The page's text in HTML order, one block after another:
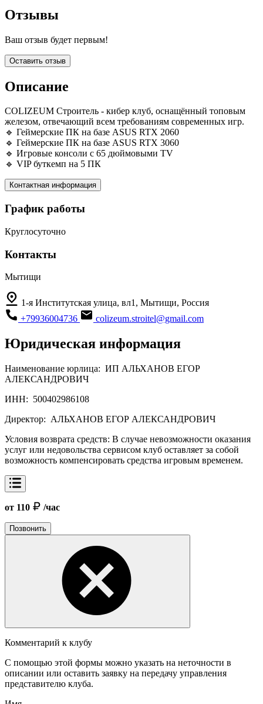
Отзывы
Ваш отзыв будет первым!
Оставить отзыв
Описание
COLIZEUM Строитель - кибер клуб, оснащённый топовым
железом, отвечающий всем требованиям современных игр.
🔹 Геймерские ПК на базе ASUS RTX 2060
🔹 Геймерские ПК на базе ASUS RTX 3060
🔹 Игровые консоли с 65 дюймовыми TV
🔹 VIP буткемп на 5 ПК
Контактная информация
График работы
Круглосуточно
Контакты
Мытищи
1-я Институтская улица, вл1, Мытищи, Россия
+79936004736
colizeum.stroitel@gmail.com
Юридическая информация
Наименование юрлица: ИП АЛЬХАНОВ ЕГОР
АЛЕКСАНДРОВИЧ
ИНН: 500402986108
Директор: АЛЬХАНОВ ЕГОР АЛЕКСАНДРОВИЧ
Условия возврата средств: В случае невозможности оказания
услуг или недовольства сервисом клуб оставляет за собой
возможность компенсировать средства игровым временем.
от 110 /час
Позвонить
Комментарий к клубу
С помощью этой формы можно указать на неточности в
описании или оставить заявку на передачу управления
представителю клуба.